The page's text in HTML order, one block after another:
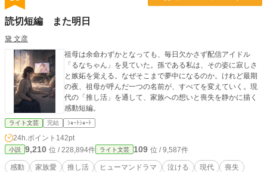
読切短編 また明日
黛 文彦
祖母は余命わずかとなっても、毎日欠かさず配信アイドル
「るなちゃん」を見ていた。孫である私は、その姿に寂しさ
と嫉妬を覚える。なぜそこまで夢中になるのか。けれど最期
の夜、祖母が呼んだ一つの名前が、すべてを変えていく。現
代の「推し活」を通して、家族への想いと喪失を静かに描く
感動短編。
ライト文芸 完結 ｼｮｰﾄｼｮｰﾄ
24h.ポイント 142pt
小説 9,210 位 / 228,894件 ライト文芸 109 位 / 9,587件
感動 家族愛 推し活 ヒューマンドラマ 泣ける 現代
喪失